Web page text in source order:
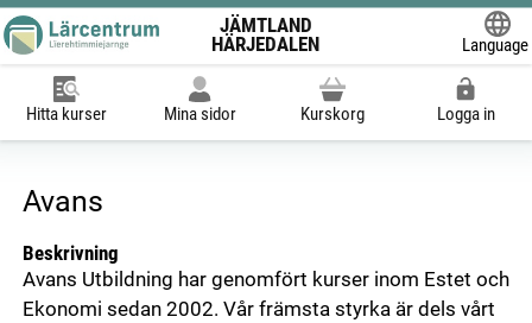
JÄMTLAND
HÄRJEDALEN
Language
Hitta kurser Mina sidor Kurskorg Logga in
Avans
Beskrivning
Avans Utbildning har genomfört kurser inom Estet och
Ekonomi sedan 2002. Vår främsta styrka är dels vårt